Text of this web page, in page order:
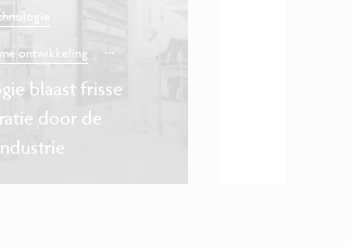
ontwikkeling ...
blaast frisse
door de